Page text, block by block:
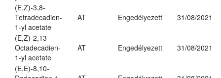
(E,Z)-3,8-
Tetradecadien-
1-yl acetate
AT Engedélyezett 31/08/2021
(E,Z)-2,13-
Octadecadien-
1-yl acetate
AT Engedélyezett 31/08/2021
(E,E)-8,10-